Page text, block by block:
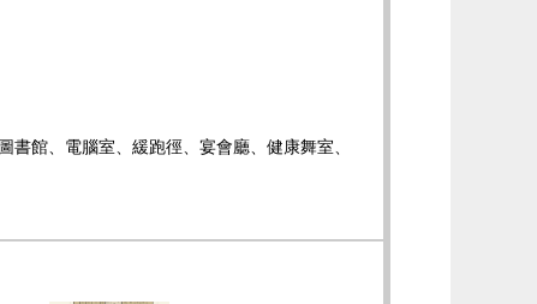
館、電腦室、緩跑徑、宴會廳、健康舞室、